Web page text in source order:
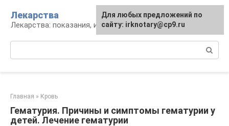
контенту
Лекарства
Лекарства: показания, инструкция, аналоги
Главная » Кровь
Гематурия. Причины и симптомы гематурии у
детей. Лечение гематурии
Для любых предложений по
сайту: irknotary@cp9.ru